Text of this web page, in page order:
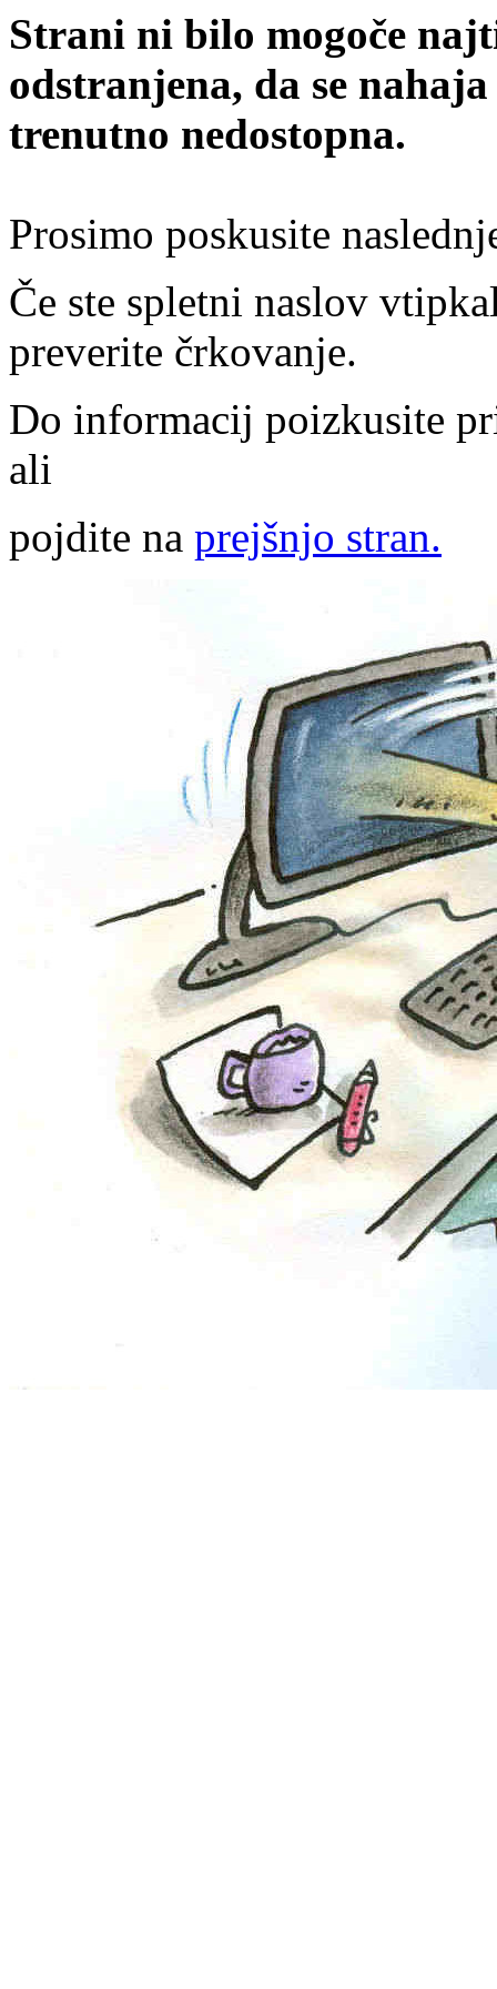
Strani ni bilo mogoče
odstranjena, da se
trenutno nedostopna.
Prosimo poskusite
Če ste spletni naslov
preverite črkovanje.
Do informacij poizkusite
ali
pojdite na prejšnjo stran.